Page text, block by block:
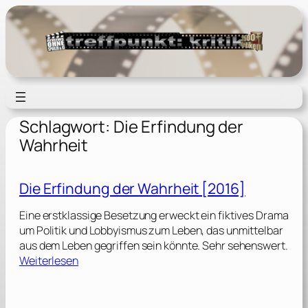
Zum
Inhalt
springen
Schlagwort: Die Erfindung der
Wahrheit
Die Erfindung der Wahrheit [2016]
Eine erstklassige Besetzung erweckt ein fiktives Drama
um Politik und Lobbyismus zum Leben, das unmittelbar
aus dem Leben gegriffen sein könnte. Sehr sehenswert.
Weiterlesen: